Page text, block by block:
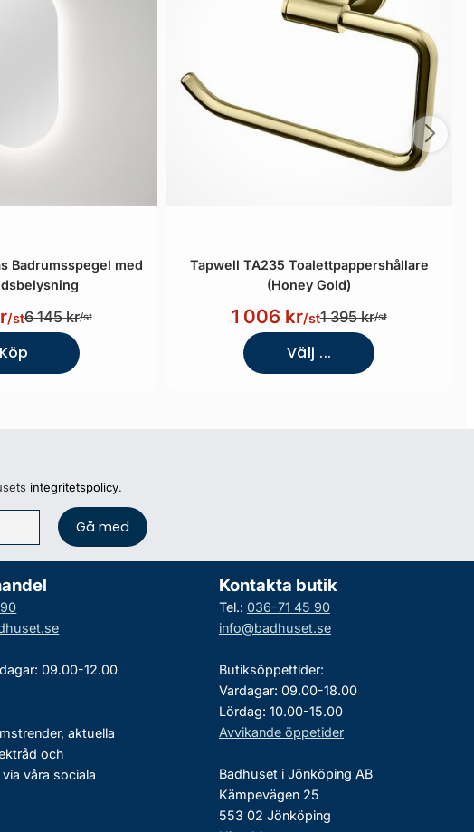
Badrumsspegel med
/st6 145 kr/st
Köp
Tapwell TA235 Toalettpappershållare
(Honey Gold)
1 006 kr/st1 395 kr/st
Välj ...
integritetspolicy.
09.00-12.00
aktuella
och
våra sociala
Kontakta butik
Tel.: 036-71 45 90
info@badhuset.se
Butiksöppettider:
Vardagar: 09.00-18.00
Lördag: 10.00-15.00
Avvikande öppetider
Badhuset i Jönköping AB
Kämpevägen 25
553 02 Jönköping